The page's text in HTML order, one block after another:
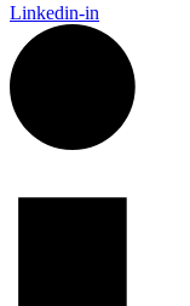
Linkedin-in